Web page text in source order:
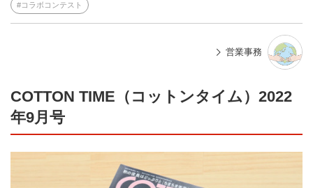
コラボコンテスト
営業事務
COTTON TIME（コットンタイム）2022
年9月号